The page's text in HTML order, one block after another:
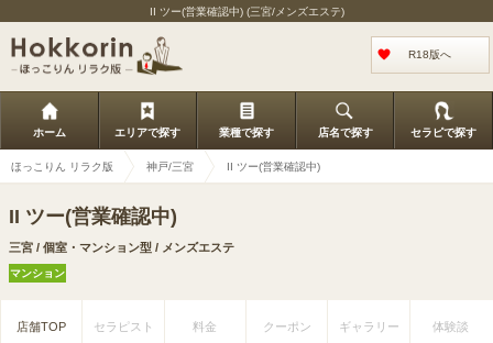
II ツー(営業確認中) (三宮/メンズエステ)
R18版へ
ホーム エリアで探す 業種で探す 店名で探す セラピで探す
ほっこりん リラク版 神戸/三宮 II ツー(営業確認中)
II ツー(営業確認中)
三宮 / 個室・マンション型 / メンズエステ
マンション
店舗TOP セラピスト 料金 クーポン ギャラリー 体験談